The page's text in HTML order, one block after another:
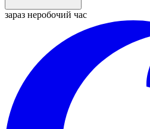
зараз неробочий час